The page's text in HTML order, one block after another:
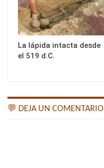
La lápida intacta desde
el 519 d.C.
💬 DEJA UN COMENTARIO